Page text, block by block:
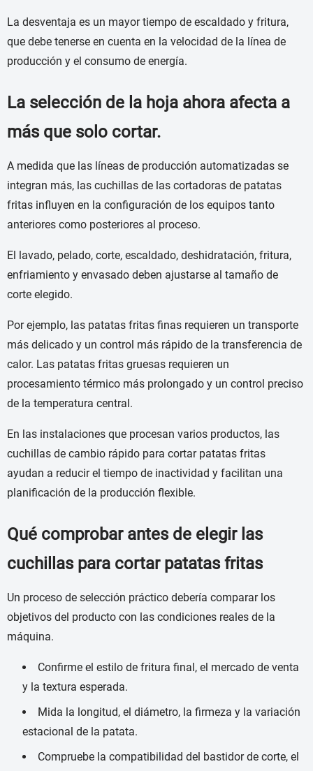
La desventaja es un mayor tiempo de escaldado y fritura,
que debe tenerse en cuenta en la velocidad de la línea de
producción y el consumo de energía.
La selección de la hoja ahora afecta a
más que solo cortar.
A medida que las líneas de producción automatizadas se
integran más, las cuchillas de las cortadoras de patatas
fritas influyen en la configuración de los equipos tanto
anteriores como posteriores al proceso.
El lavado, pelado, corte, escaldado, deshidratación, fritura,
enfriamiento y envasado deben ajustarse al tamaño de
corte elegido.
Por ejemplo, las patatas fritas finas requieren un transporte
más delicado y un control más rápido de la transferencia de
calor. Las patatas fritas gruesas requieren un
procesamiento térmico más prolongado y un control preciso
de la temperatura central.
En las instalaciones que procesan varios productos, las
cuchillas de cambio rápido para cortar patatas fritas
ayudan a reducir el tiempo de inactividad y facilitan una
planificación de la producción flexible.
Qué comprobar antes de elegir las
cuchillas para cortar patatas fritas
Un proceso de selección práctico debería comparar los
objetivos del producto con las condiciones reales de la
máquina.
Confirme el estilo de fritura final, el mercado de venta
y la textura esperada.
Mida la longitud, el diámetro, la firmeza y la variación
estacional de la patata.
Compruebe la compatibilidad del bastidor de corte, el